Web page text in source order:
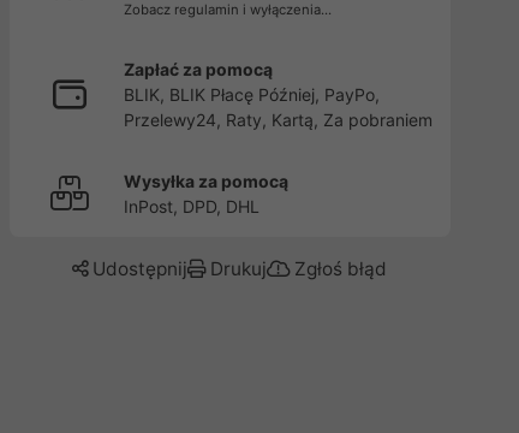
Zobacz regulamin i wyłączenia...
Zapłać za pomocą
BLIK, BLIK Płacę Później, PayPo,
Przelewy24, Raty, Kartą, Za pobraniem
Wysyłka za pomocą
InPost, DPD, DHL
Udostępnij Drukuj Zgłoś błąd